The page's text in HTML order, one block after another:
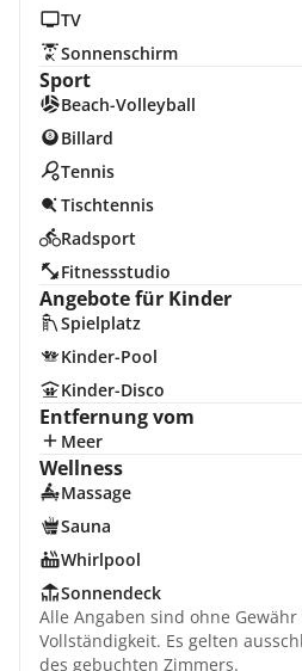
TV
Sonnenschirm
Sport
Beach-Volleyball
Billard
Tennis
Tischtennis
Radsport
Fitnessstudio
Angebote für Kinder
Spielplatz
Kinder-Pool
Kinder-Disco
Entfernung vom
Meer
Wellness
Massage
Sauna
Whirlpool
Sonnendeck
Alle Angaben sind ohne
Vollständigkeit. Es gelten
des gebuchten Zimmers.